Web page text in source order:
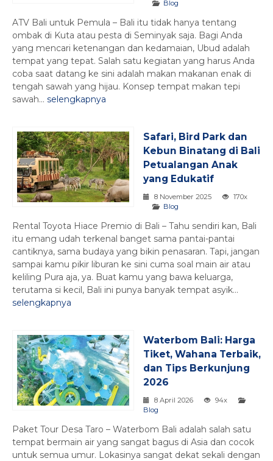
Blog
ATV Bali untuk Pemula – Bali itu tidak hanya tentang
ombak di Kuta atau pesta di Seminyak saja. Bagi Anda
yang mencari ketenangan dan kedamaian, Ubud adalah
tempat yang tepat. Salah satu kegiatan yang harus Anda
coba saat datang ke sini adalah makan makanan enak di
tengah sawah yang hijau. Konsep tempat makan tepi
sawah... selengkapnya
Safari, Bird Park dan
Kebun Binatang di Bali
Petualangan Anak
yang Edukatif
8 November 2025
170x
Blog
Rental Toyota Hiace Premio di Bali – Tahu sendiri kan, Bali
itu emang udah terkenal banget sama pantai-pantai
cantiknya, sama budaya yang bikin penasaran. Tapi, jangan
sampai kamu pikir liburan ke sini cuma soal main air atau
keliling Pura aja, ya. Buat kamu yang bawa keluarga,
terutama si kecil, Bali ini punya banyak tempat asyik...
selengkapnya
Waterbom Bali: Harga
Tiket, Wahana Terbaik,
dan Tips Berkunjung
2026
8 April 2026
94x
Blog
Paket Tour Desa Taro – Waterbom Bali adalah salah satu
tempat bermain air yang sangat bagus di Asia dan cocok
untuk semua umur. Lokasinya sangat dekat sekali dengan